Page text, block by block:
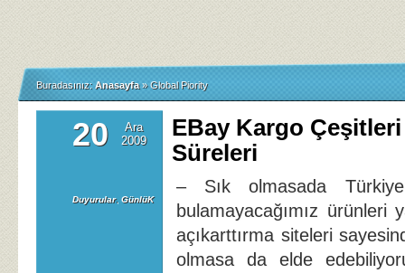
Buradasınız: Anasayfa » Global Piority
20
Ara
2009
Duyurular, GünlüK
EBay Kargo
Süreleri
– Sık olmasada
bulamayacağımız ürünleri
açıkarttırma siteleri
olmasa da elde